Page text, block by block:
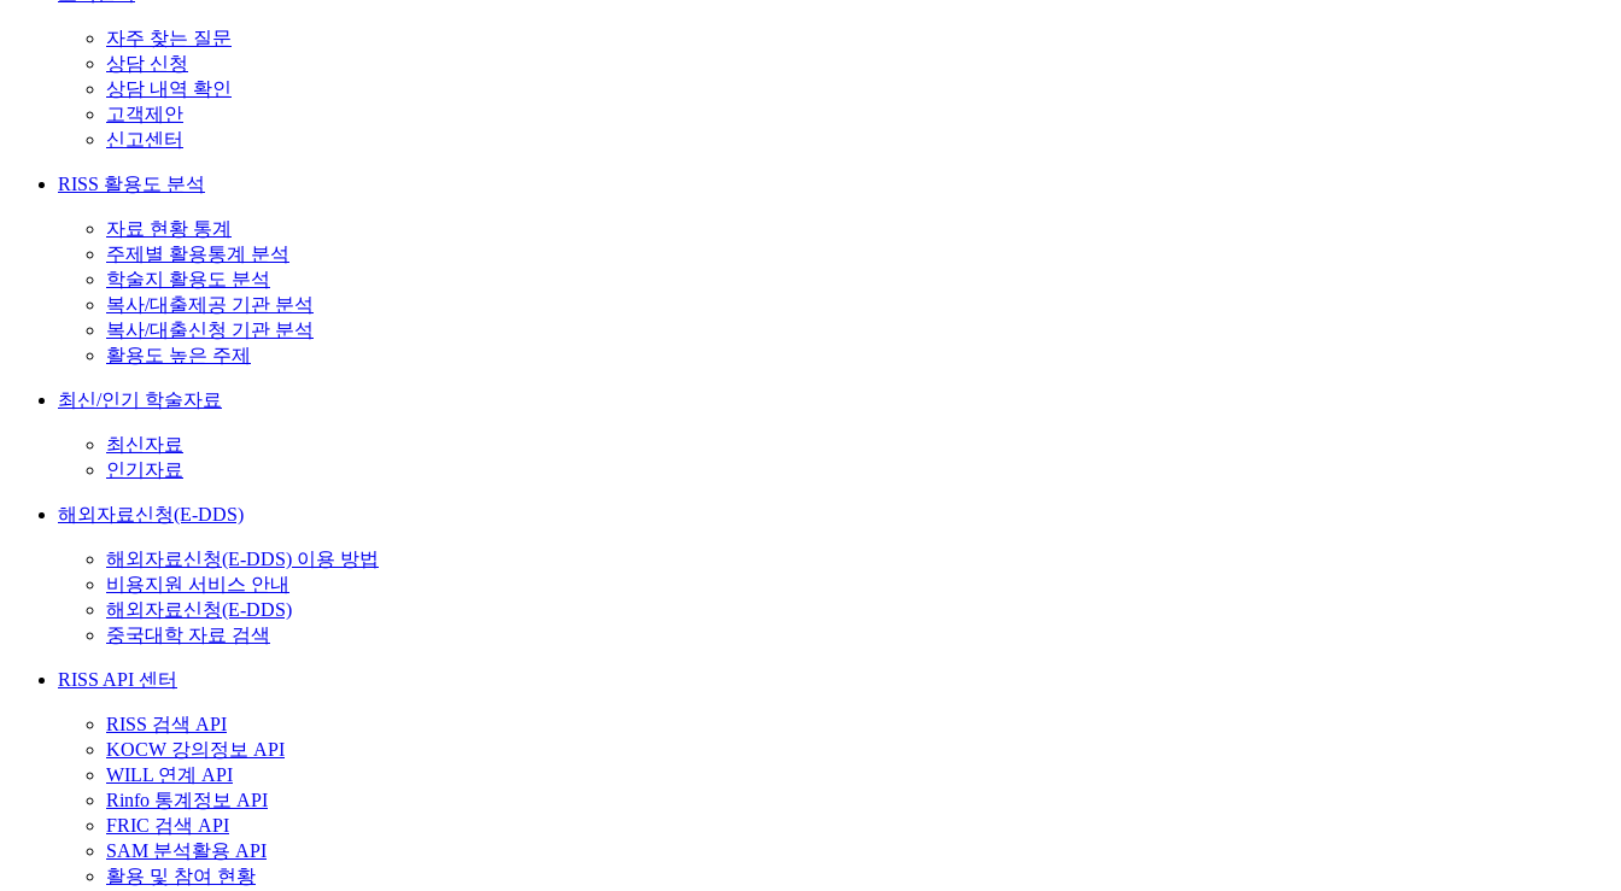
자주 찾는 질문
상담 신청
상담 내역 확인
고객제안
신고센터
RISS 활용도 분석
자료 현황 통계
주제별 활용통계 분석
학술지 활용도 분석
복사/대출제공 기관 분석
복사/대출신청 기관 분석
활용도 높은 주제
최신/인기 학술자료
최신자료
인기자료
해외자료신청(E-DDS)
해외자료신청(E-DDS) 이용 방법
비용지원 서비스 안내
해외자료신청(E-DDS)
중국대학 자료 검색
RISS API 센터
RISS 검색 API
KOCW 강의정보 API
WILL 연계 API
Rinfo 통계정보 API
FRIC 검색 API
SAM 분석활용 API
활용 및 참여 현황